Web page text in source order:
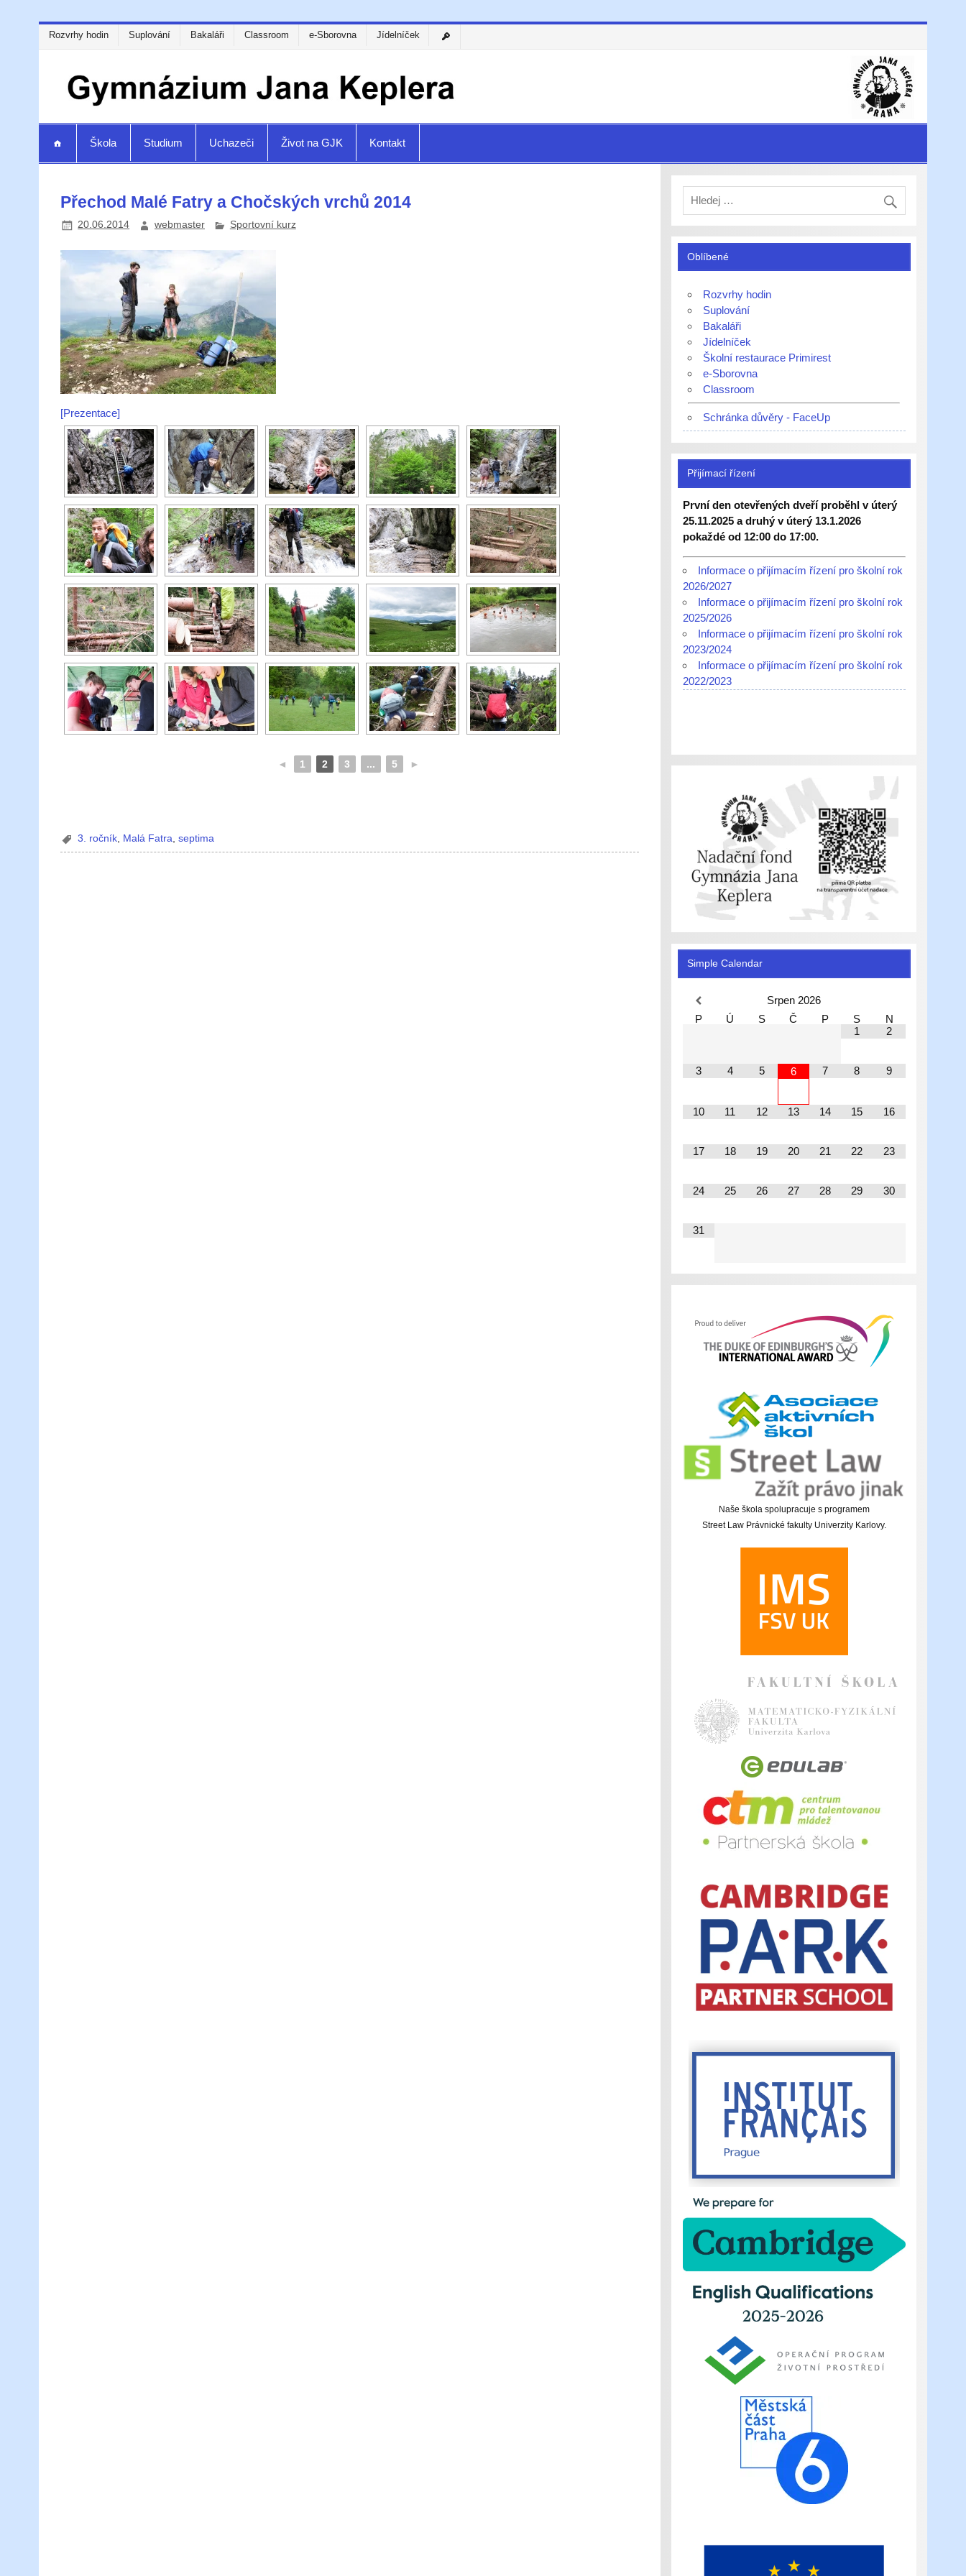
Rozvrhy hodin Suplování Bakaláři Classroom e-Sborovna Jídelníček
Škola Studium Uchazeči Život na GJK Kontakt
Přechod Malé Fatry a Chočských vrchů 2014
20.06.2014 webmaster Sportovní kurz
[Prezentace]
◄ 1 2 3 ... 5 ►
3. ročník Malá Fatra ,septima
Oblíbené
Rozvrhy hodin
Suplování
Bakaláři
Jídelníček
Školní restaurace Primirest
e-Sborovna
Classroom
Schránka důvěry - FaceUp
Přijímací řízení
První den otevřených dveří proběhl v úterý
25.11.2025 a druhý v úterý 13.1.2026
pokaždé od 12:00 do 17:00.
Informace o přijímacím řízení pro školní rok
2026/2027
Informace o přijímacím řízení pro školní rok
2025/2026
Informace o přijímacím řízení pro školní rok
2023/2024
Informace o přijímacím řízení pro školní rok
2022/2023
Simple Calendar
Srpen 2026
P
Ú S Č P S
N
1
2
3 4 5 6 7 8 9
10 11 12 13 14 15 16
17 18 19 20 21 22 23
24 25 26 27 28 29 30
31
Naše škola spolupracuje s programem
Street Law Právnické fakulty Univerzity Karlovy.